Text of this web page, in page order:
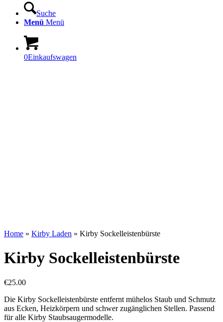
Suche
Menü Menü
0Einkaufswagen
Home » Kirby Laden » Kirby Sockelleistenbürste
Kirby Sockelleistenbürste
€25.00
Die Kirby Sockelleistenbürste entfernt mühelos Staub und Schmutz
aus Ecken, Heizkörpern und schwer zugänglichen Stellen. Passend
für alle Kirby Staubsaugermodelle.